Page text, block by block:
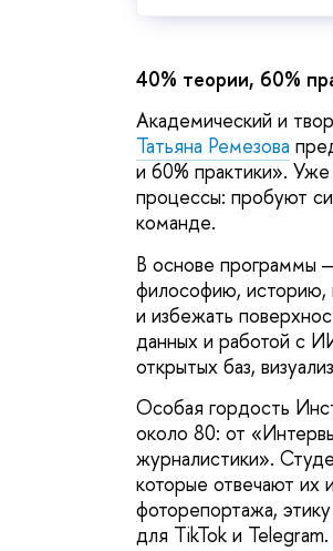
40% теории, 60%
Академический и
Татьяна Ремезова
и 60% практики».
процессы: пробуют
команде.
В основе программы
философию, историю,
и избежать
данных и работой с
открытых баз,
Особая гордость
около 80: от
журналистики».
которые отвечают
фоторепортажа,
для TikTok и Telegram.